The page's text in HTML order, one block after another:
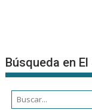
Búsqueda en